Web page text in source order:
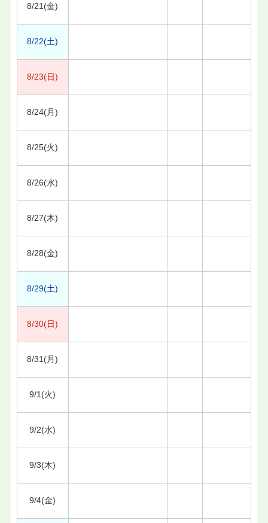
8/21(金)
8/22(土)
8/23(日)
8/24(月)
8/25(火)
8/26(水)
8/27(木)
8/28(金)
8/29(土)
8/30(日)
8/31(月)
9/1(火)
9/2(水)
9/3(木)
9/4(金)